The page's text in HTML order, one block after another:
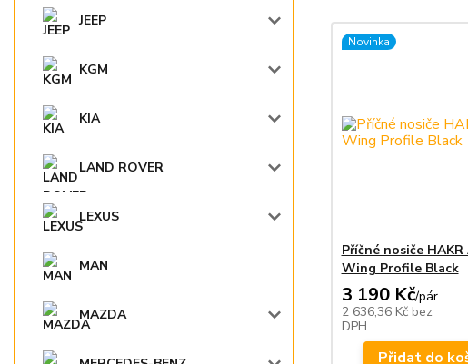
JEEP
KGM
KIA
LAND ROVER
LEXUS
MAN
MAZDA
Novinka
Příčné nosiče HAKR
Wing Profile Black
3 190 Kč/pár
2 636,36 Kč bez
DPH
Přidat do